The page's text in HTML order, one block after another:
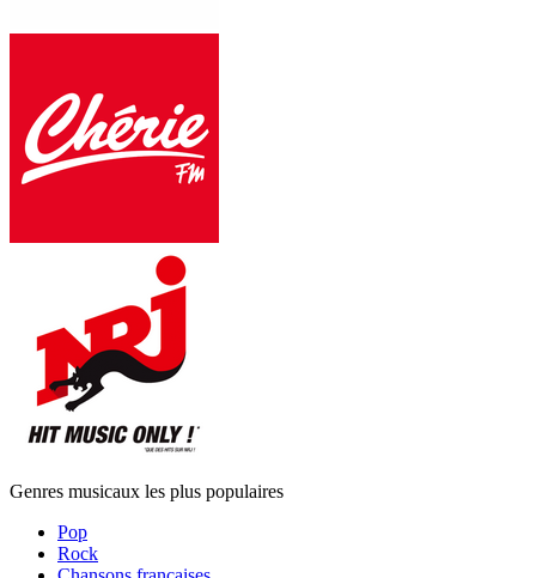
Genres musicaux les plus populaires
Pop
Rock